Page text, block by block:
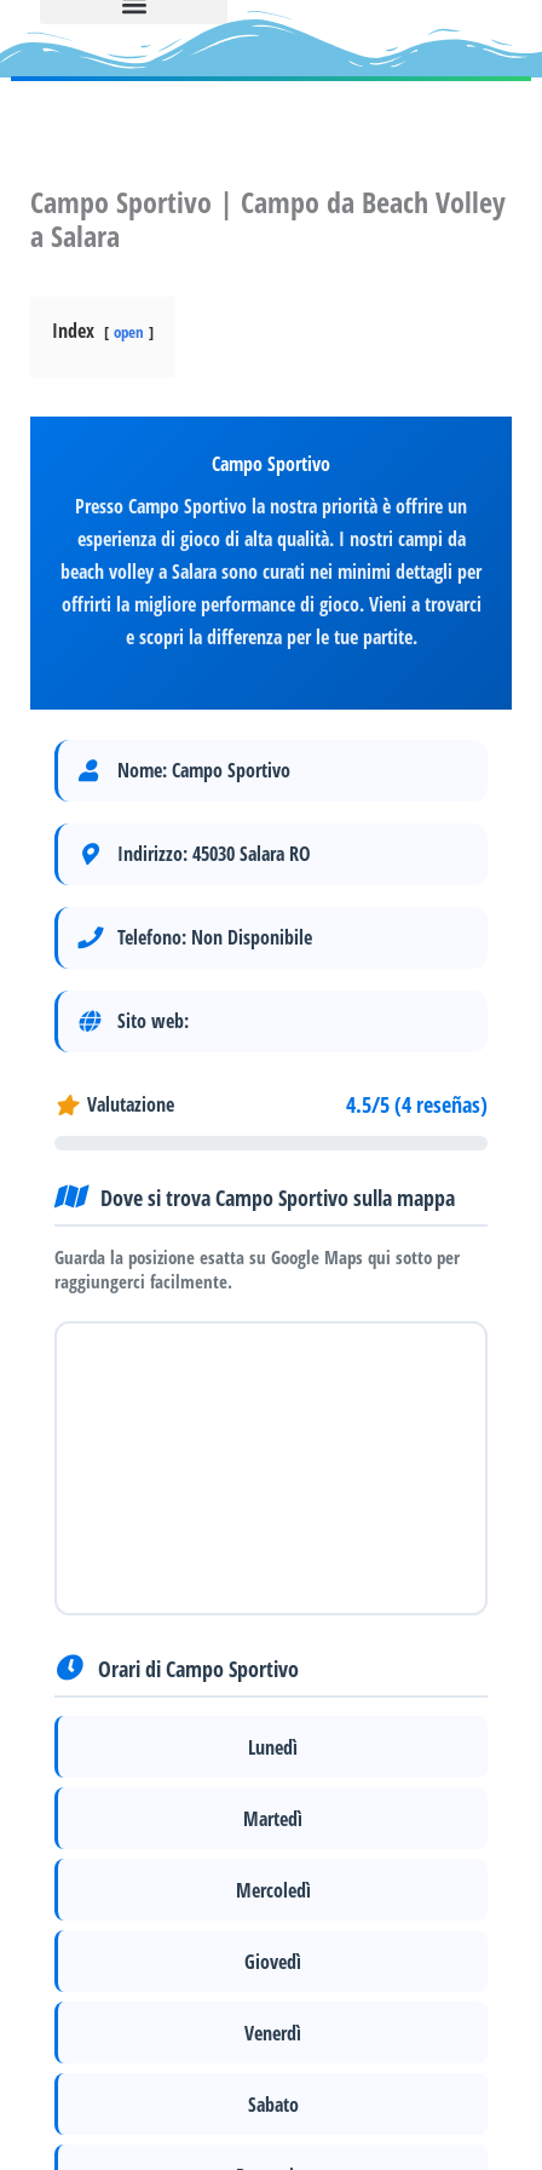
Campo Sportivo | Campo da Beach Volley
a Salara
Index open
Campo Sportivo
Presso Campo Sportivo la nostra priorità è offrire un
esperienza di gioco di alta qualità. I nostri campi da
beach volley a Salara sono curati nei minimi dettagli per
offrirti la migliore performance di gioco. Vieni a trovarci
e scopri la differenza per le tue partite.
Nome:Campo Sportivo
Indirizzo:45030 Salara RO
Telefono: Non Disponibile
Sito web:
Valutazione 4.5/5 (4 reseñas)
Dove si trova Campo Sportivo sulla mappa
Guarda la posizione esatta su Google Maps qui sotto per
raggiungerci facilmente.
Orari di Campo Sportivo
Lunedì
Martedì
Mercoledì
Giovedì
Venerdì
Sabato